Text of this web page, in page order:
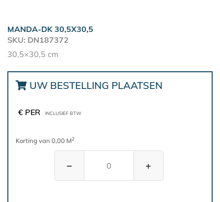
MANDA-DK 30,5X30,5
SKU: DN187372
30,5×30,5 cm
UW BESTELLING PLAATSEN
€ PER INCLUSIEF BTW
Korting van 0,00 M2
− +